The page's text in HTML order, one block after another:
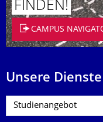
FINDEN!
CAMPUS
Unsere Dienste